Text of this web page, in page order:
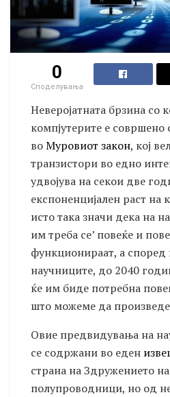
0
Споделувања
Неверојатната брзина со
компјутерите е совршено
воМуровиот закон, кој
транзистори во едно
удвојува на секои две
експоненцијален раст на
исто така значи дека на
им треба се’ повеќе и
функционираат, а
научниците, до 2040
ќе им биде потребна
што можеме да
Овие предвидувања на
се содржани во еден
страна на Здружението
полупроводници, но од